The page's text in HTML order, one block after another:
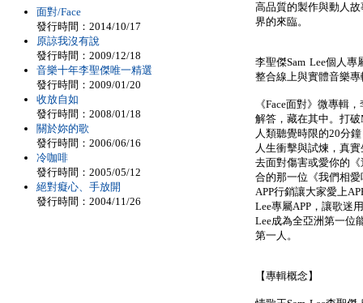
高品質的製作與動人
界的來臨。
李聖傑Sam Lee個人專
整合線上與實體音樂
《Face面對》微專輯
解答，藏在其中。打
人類聽覺時限的20分
人生衝擊與試煉，真
去面對傷害或愛你的
合的那一位《我們相
APP行銷讓大家愛上
Lee專屬APP，讓歌迷
Lee成為全亞洲第一位
第一人。
【專輯概念】
面對/Face
發行時間：2014/10/17
原諒我沒有說
發行時間：2009/12/18
音樂十年李聖傑唯一精選
發行時間：2009/01/20
收放自如
發行時間：2008/01/18
關於妳的歌
發行時間：2006/06/16
冷咖啡
發行時間：2005/05/12
絕對癡心、手放開
發行時間：2004/11/26